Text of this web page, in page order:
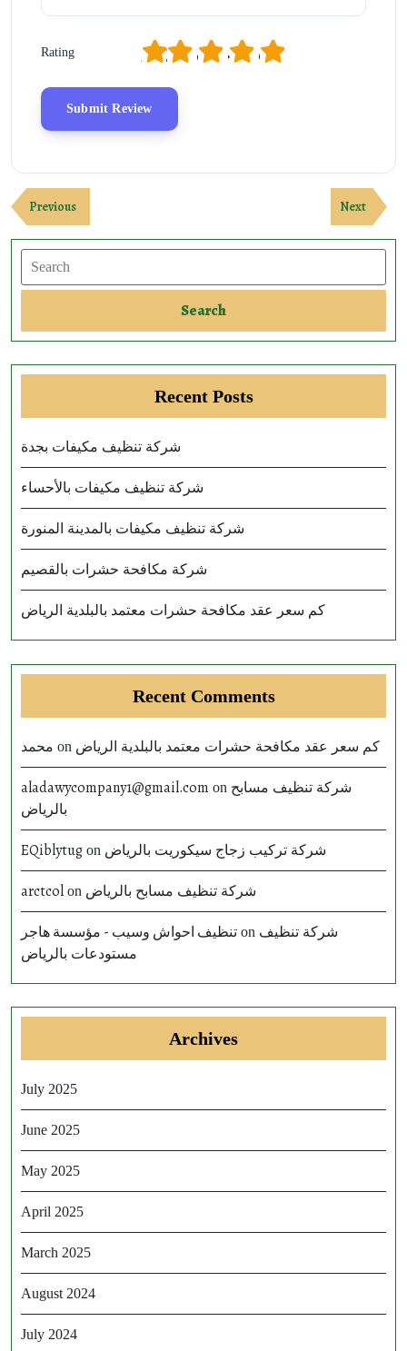
Rating 5
4
3
2
Post
navigation
Previous
Post
Previous
Next
Post
Next
Search
Search
Recent Posts
شركة تنظيف مكيفات بجدة
شركة تنظيف مكيفات بالأحساء
شركة تنظيف مكيفات بالمدينة المنورة
شركة مكافحة حشرات بالقصيم
كم سعر عقد مكافحة حشرات معتمد بالبلدية الرياض
Recent Comments
محمد on كم سعر عقد مكافحة حشرات معتمد بالبلدية الرياض
aladawycompany1@gmail.com on شركة تنظيف مسابح
بالرياض
EQiblytug on شركة تركيب زجاج سيكوريت بالرياض
arctcol on شركة تنظيف مسابح بالرياض
تنظيف احواش وسيب - مؤسسة هاجر on شركة تنظيف
مستودعات بالرياض
Archives
July 2025
June 2025
May 2025
April 2025
March 2025
August 2024
July 2024